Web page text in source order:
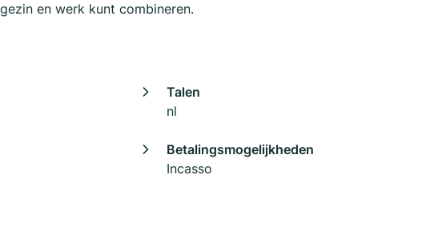
en werk kunt combineren.
Talen
nl
Betalingsmogelijkheden
Incasso